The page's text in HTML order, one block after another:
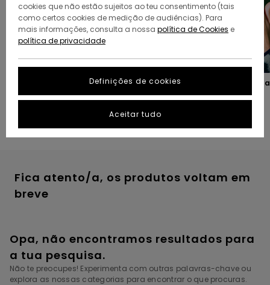
Os nossos presentes favoritos
Presentes para colocar
meias
Fica atento/a, os produtos voltam em
breve
Opa, não encontramos resultados para
a tua pesquisa.
Não te preocupes! Experimenta com outras palavras-chave ou
explora as nossas categorias para encontrar o que procuras.
cookies que não estão sujeitos ao teu consentimento (tais
como certos cookies de medição de audiências). Para
mais informações, consulta a nossa política de Cookies e
política de privacidade
Definições de cookies
Aceitar tudo